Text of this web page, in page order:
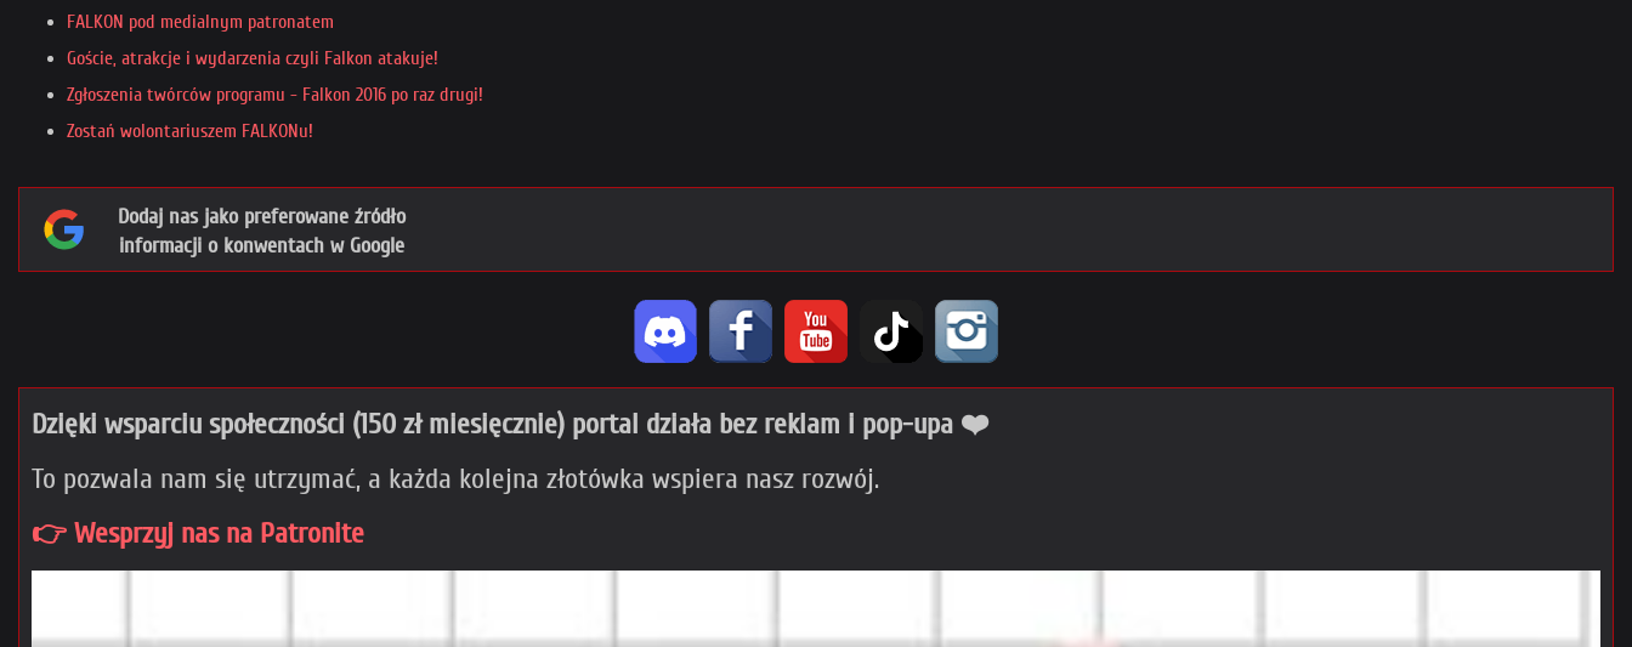
FALKON pod medialnym patronatem
Goście, atrakcje i wydarzenia czyli Falkon atakuje!
Zgłoszenia twórców programu - Falkon 2016 po raz drugi!
Zostań wolontariuszem FALKONu!
Dodaj nas jako preferowane źródło
informacji o konwentach w Google
Dzięki wsparciu społeczności (150 zł miesięcznie) portal działa bez reklam i pop-upa ❤️
To pozwala nam się utrzymać, a każda kolejna złotówka wspiera nasz rozwój.
👉 Wesprzyj nas na Patronite